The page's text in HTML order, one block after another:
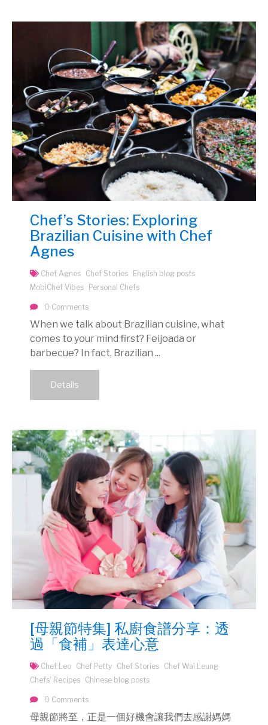
Chef’s Stories: Exploring
Brazilian Cuisine with Chef
Agnes
Chef Agnes Chef Stories
English blog posts
MobiChef Vibes
Personal Chefs
0 Comments
When we talk about Brazilian cuisine, what
comes to your mind first? Feijoada or
barbecue? In fact, Brazilian ...
Details
[母親節特集] 私廚食譜分享：透
過「食補」表達心意
Chef Leo Chef Petty Chef Stories Chef Wai Leung
Chefs' Recipes Chinese blog posts
0 Comments
母親節將至，正是一個好機會讓我們去感謝媽媽